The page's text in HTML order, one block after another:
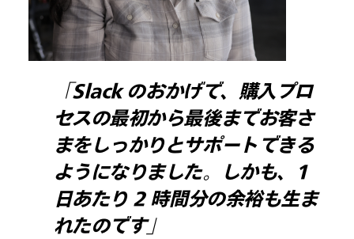
「Slack のおかげで、購入プロ
セスの最初から最後までお客さ
まをしっかりとサポートできる
ようになりました。しかも、1
日あたり 2 時間分の余裕も生ま
れたのです」